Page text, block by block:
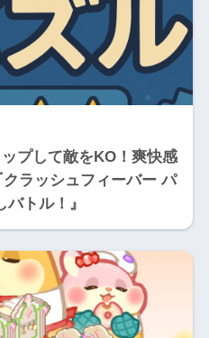
プして敵をKO！爽快感
ラッシュフィーバー パ
トル！』